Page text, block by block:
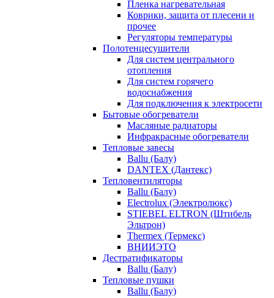
Пленка нагревательная
Коврики, защита от плесени и
прочее
Регуляторы температуры
Полотенцесушители
Для систем центрального
отопления
Для систем горячего
водоснабжения
Для подключения к электросети
Бытовые обогреватели
Масляные радиаторы
Инфракрасные обогреватели
Тепловые завесы
Ballu (Балу)
DANTEX (Дантекс)
Тепловентиляторы
Ballu (Балу)
Electrolux (Электролюкс)
STIEBEL ELTRON (Штибель
Эльтрон)
Thermex (Термекс)
ВНИИЭТО
Дестратификаторы
Ballu (Балу)
Тепловые пушки
Ballu (Балу)